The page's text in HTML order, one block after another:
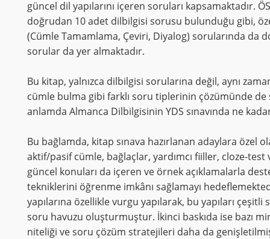
güncel dil yapılarını içeren soruları kapsamaktadır.
doğrudan 10 adet dilbilgisi sorusu bulunduğu gibi,
(Cümle Tamamlama, Çeviri, Diyalog) sorularında da
sorular da yer almaktadır.
Bu kitap, yalnızca dilbilgisi sorularına değil, aynı
cümle bulma gibi farklı soru tiplerinin çözümünde
anlamda Almanca Dilbilgisinin YDS sınavında ne
Bu bağlamda, kitap sınava hazırlanan adaylara özel
aktif/pasif cümle, bağlaçlar, yardımcı fiiller, cloze-test
güncel konuları da içeren ve örnek açıklamalarla
tekniklerini öğrenme imkânı sağlamayı
yapılarına özellikle vurgu yapılarak, bu yapıları
soru havuzu oluşturmuştur. İkinci baskıda ise bazı
niteliği ve soru çözüm stratejileri daha da